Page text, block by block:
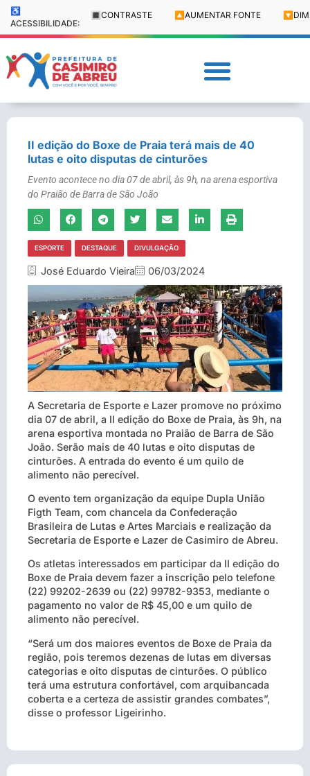
♿
ACESSIBILIDADE:
🔳 CONTRASTE 🔼 AUMENTAR FONTE 🔽
II edição do Boxe de Praia terá mais de 40
lutas e oito disputas de cinturões
Evento acontece no dia 07 de abril, às 9h, na arena esportiva
do Praião de Barra de São João
ESPORTE DESTAQUE DIVULGAÇÃO
José Eduardo Vieira 06/03/2024
A Secretaria de Esporte e Lazer promove no próximo
dia 07 de abril, a II edição do Boxe de Praia, às 9h, na
arena esportiva montada no Praião de Barra de São
João. Serão mais de 40 lutas e oito disputas de
cinturões. A entrada do evento é um quilo de
alimento não perecível.
O evento tem organização da equipe Dupla União
Figth Team, com chancela da Confederação
Brasileira de Lutas e Artes Marciais e realização da
Secretaria de Esporte e Lazer de Casimiro de Abreu.
Os atletas interessados em participar da II edição do
Boxe de Praia devem fazer a inscrição pelo telefone
(22) 99202-2639 ou (22) 99782-9353, mediante o
pagamento no valor de R$ 45,00 e um quilo de
alimento não perecível.
“Será um dos maiores eventos de Boxe de Praia da
região, pois teremos dezenas de lutas em diversas
categorias e oito disputas de cinturões. O público
terá uma estrutura confortável, com arquibancada
coberta e a certeza de assistir grandes combates”,
disse o professor Ligeirinho.